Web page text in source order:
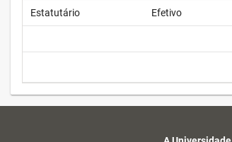
Estatutário Efetivo